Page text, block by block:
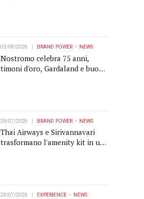
03/08/2026 BRAND POWER NEWS
Nostromo celebra 75 anni,
timoni d'oro, Gardaland e buoni
29/07/2026 BRAND POWER NEWS
Thai Airways e Sirivannavari
trasformano l'amenity kit in un
29/07/2026 EXPERIENCE NEWS